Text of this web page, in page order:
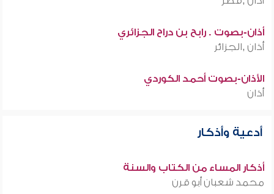
أذان-بصوت . رابح بن دراح الجزائري
أذان ,الجزائر
الأذان-بصوت أحمد الكوردي
أذان
أدعية وأذكار
أذكار المساء من الكتاب والسنة
محمد شعبان أبو قرن